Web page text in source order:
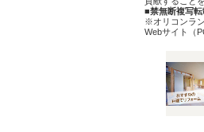
■禁無断複写転
※オリコンラ
Webサイト（